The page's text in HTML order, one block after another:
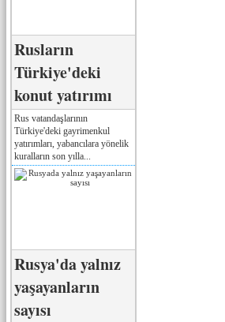
Rusların
Türkiye'deki
konut yatırımı
Rus vatandaşlarının
Türkiye'deki gayrimenkul
yatırımları, yabancılara yönelik
kuralların son yılla...
Rusya'da yalnız
yaşayanların
sayısı